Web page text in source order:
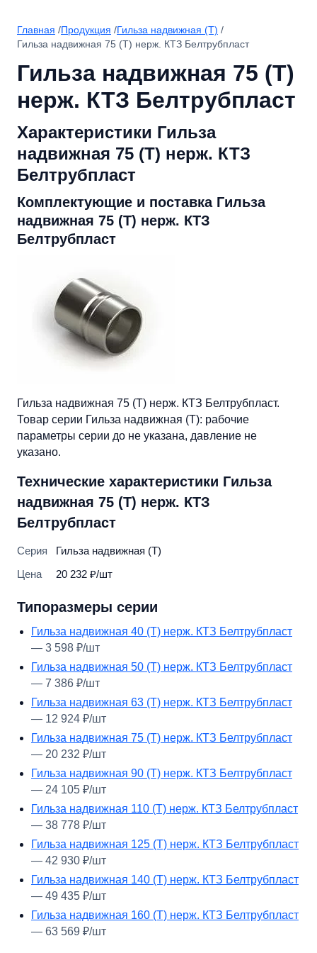
Главная /Продукция /Гильза надвижная (Т) /
Гильза надвижная 75 (Т) нерж. КТЗ Белтрубпласт
Гильза надвижная 75 (Т)
нерж. КТЗ Белтрубпласт
Характеристики Гильза
надвижная 75 (Т) нерж. КТЗ
Белтрубпласт
Комплектующие и поставка Гильза
надвижная 75 (Т) нерж. КТЗ
Белтрубпласт
Гильза надвижная 75 (Т) нерж. КТЗ Белтрубпласт.
Товар серии Гильза надвижная (Т): рабочие
параметры серии до не указана, давление не
указано.
Технические характеристики Гильза
надвижная 75 (Т) нерж. КТЗ
Белтрубпласт
Серия
Гильза надвижная (Т)
Цена
20 232 ₽/шт
Типоразмеры серии
Гильза надвижная 40 (Т) нерж. КТЗ Белтрубпласт
— 3 598 ₽/шт
Гильза надвижная 50 (Т) нерж. КТЗ Белтрубпласт
— 7 386 ₽/шт
Гильза надвижная 63 (Т) нерж. КТЗ Белтрубпласт
— 12 924 ₽/шт
Гильза надвижная 75 (Т) нерж. КТЗ Белтрубпласт
— 20 232 ₽/шт
Гильза надвижная 90 (Т) нерж. КТЗ Белтрубпласт
— 24 105 ₽/шт
Гильза надвижная 110 (Т) нерж. КТЗ Белтрубпласт
— 38 778 ₽/шт
Гильза надвижная 125 (Т) нерж. КТЗ Белтрубпласт
— 42 930 ₽/шт
Гильза надвижная 140 (Т) нерж. КТЗ Белтрубпласт
— 49 435 ₽/шт
Гильза надвижная 160 (Т) нерж. КТЗ Белтрубпласт
— 63 569 ₽/шт